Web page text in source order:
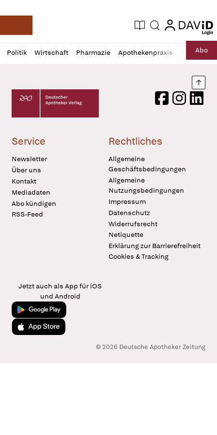
Deutsche Apotheker Zeitung
Aktuelle Ausgabe
Suche login
login
Politik Wirtschaft Pharmazie Apothekenpraxis RechtAbo
Profil
öffnen
Daz
Pur
Deutscher Apotheker Verlag Logo
FacebookInstagram
Service
Newsletter
Über uns
Kontakt
Mediadaten
Abo kündigen
RSS-Feed
Rechtliches
Allgemeine
Geschäftsbedingungen
Allgemeine
Nutzungsbedingungen
Impressum
Datenschutz
Widerrufsrecht
Netiquette
Erklärung zur Barrierefreiheit
Cookies & Tracking
Jetzt auch als App für iOS
und Android
Jetzt bei Google Play
Laden im App Store
© 2026 Deutsche Apotheker Zeitung